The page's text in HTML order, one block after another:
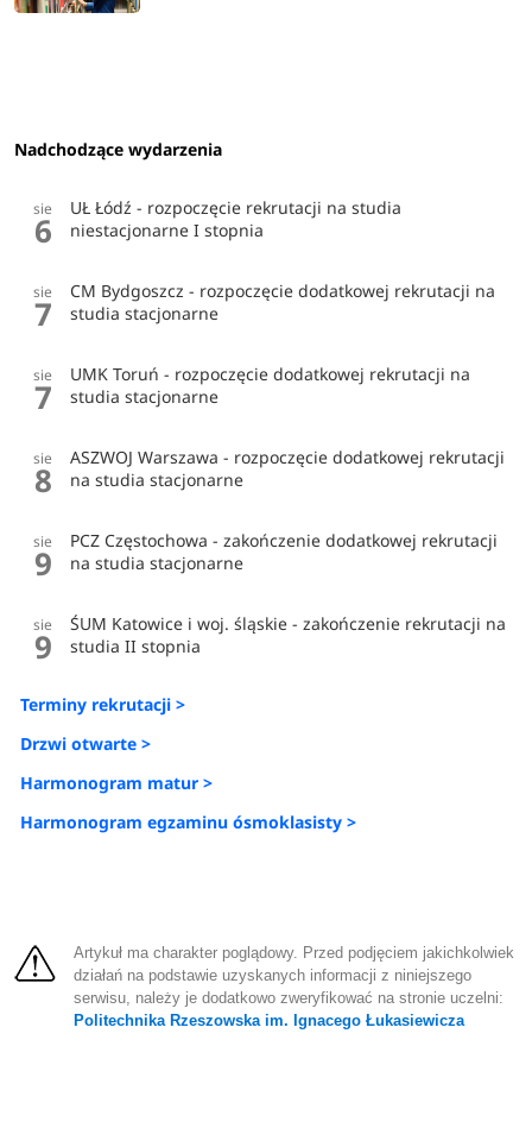
Nadchodzące wydarzenia
sie
6
UŁ Łódź - rozpoczęcie rekrutacji na studia
niestacjonarne I stopnia
sie
7
CM Bydgoszcz - rozpoczęcie dodatkowej rekrutacji na
studia stacjonarne
sie
7
UMK Toruń - rozpoczęcie dodatkowej rekrutacji na
studia stacjonarne
sie
8
ASZWOJ Warszawa - rozpoczęcie dodatkowej rekrutacji
na studia stacjonarne
sie
9
PCZ Częstochowa - zakończenie dodatkowej rekrutacji
na studia stacjonarne
sie
9
ŚUM Katowice i woj. śląskie - zakończenie rekrutacji na
studia II stopnia
Terminy rekrutacji >
Drzwi otwarte >
Harmonogram matur >
Harmonogram egzaminu ósmoklasisty >
Artykuł ma charakter poglądowy. Przed podjęciem jakichkolwiek
działań na podstawie uzyskanych informacji z niniejszego
serwisu, należy je dodatkowo zweryfikować na stronie uczelni:
Politechnika Rzeszowska im. Ignacego Łukasiewicza